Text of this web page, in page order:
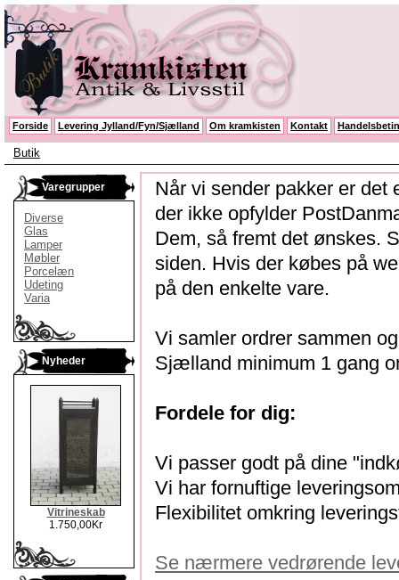
Forside Levering Jylland/Fyn/Sjælland Om kramkisten Kontakt
Butik
Varegrupper
Diverse
Glas
Lamper
Møbler
Porcelæn
Udeting
Varia
Nyheder
Vitrineskab
1.750,00Kr
Når vi sender pakker er det
der ikke opfylder
Dem, så fremt det ønskes.
siden. Hvis der købes på
på den enkelte vare.
Vi samler ordrer sammen
Sjælland minimum 1 gang
Fordele for dig:
Vi passer godt på dine
Vi har fornuftige
Flexibilitet omkring
Se nærmere vedrørende